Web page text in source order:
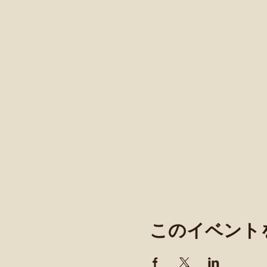
このイベント